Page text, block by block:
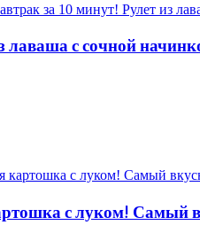
лаваша с сочной
с луком! Самый